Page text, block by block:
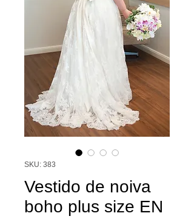
SKU: 383
Vestido de noiva
boho plus size EN